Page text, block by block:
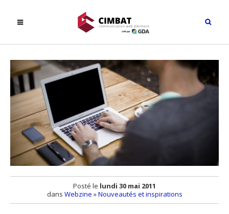
Posté le lundi 30 mai 2011
dans Webzine »Nouveautés et inspirations